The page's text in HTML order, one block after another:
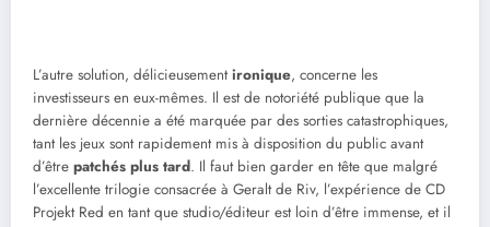
L’autre solution, délicieusementironique, concerne les
investisseurs en eux-mêmes. Il est de notoriété publique que la
dernière décennie a été marquée par des sorties catastrophiques,
tant les jeux sont rapidement mis à disposition du public avant
d’être patchés plus tard. Il faut bien garder en tête que malgré
l’excellente trilogie consacrée à Geralt de Riv, l’expérience de CD
Projekt Red en tant que studio/éditeur est loin d’être immense, et il